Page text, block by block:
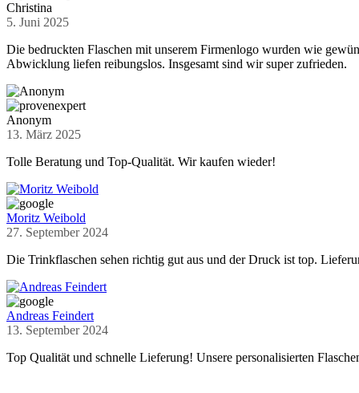
Christina
5. Juni 2025
Die bedruckten Flaschen mit unserem Firmenlogo wurden wie
Abwicklung liefen reibungslos. Insgesamt sind wir super zufrieden.
Anonym
13. März 2025
Tolle Beratung und Top-Qualität. Wir kaufen wieder!
Moritz Weibold
27. September 2024
Die Trinkflaschen sehen richtig gut aus und der Druck ist top.
Andreas Feindert
13. September 2024
Top Qualität und schnelle Lieferung! Unsere personalisierten